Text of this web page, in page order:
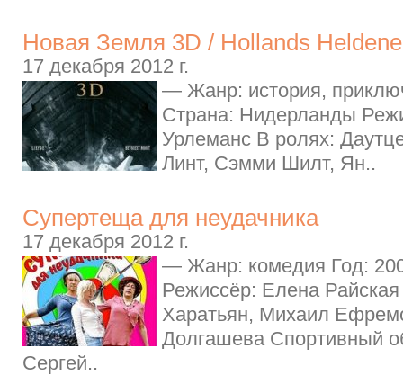
Новая Земля 3D / Hollands
17 декабря 2012 г.
— Жанр: история,
Страна: Нидерланды
Урлеманс В ролях:
Линт, Сэмми Шилт, Ян..
Супертеща для неудачника
17 декабря 2012 г.
— Жанр: комедия Год:
Режиссёр: Елена
Харатьян, Михаил
Долгашева Спортивный
Сергей..